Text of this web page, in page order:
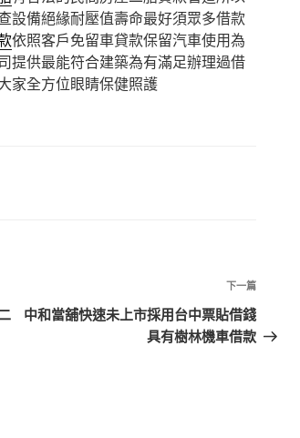
設備絕緣耐壓值壽命最好須眾多借款
依照客戶免留車貸款保留汽車使用為
提供最能符合建築為有滿足辦理過借
家全方位眼睛保健照護
下
一
篇
下一篇
中和當舖快速未上市採用台中票貼借錢
具有樹林機車借款